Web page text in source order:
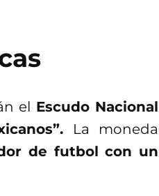
el Escudo Nacional
La moneda
de futbol con un